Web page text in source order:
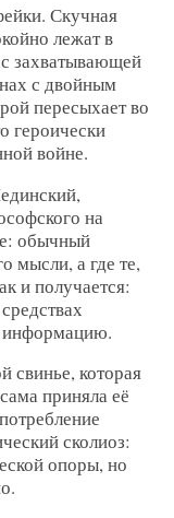
Скучная
лежат в
захватывающей
с двойным
пересыхает во
героически
войне.
на
обычный
мысли, а где те,
и получается:
информацию.
свинье, которая
приняла её
сколиоз:
опоры, но